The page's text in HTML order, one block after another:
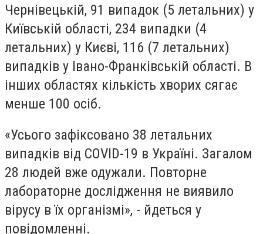
Чернівецькій, 91 випадок (5 летальних) у
Київській області, 234 випадки (4
летальних) у Києві, 116 (7 летальних)
випадків у Івано-Франківській області. В
інших областях кількість хворих сягає
менше 100 осіб.
«Усього зафіксовано 38 летальних
випадків від COVID-19 в Україні. Загалом
28 людей вже одужали. Повторне
лабораторне дослідження не виявило
вірусу в їх організмі», - йдеться у
повідомленні.